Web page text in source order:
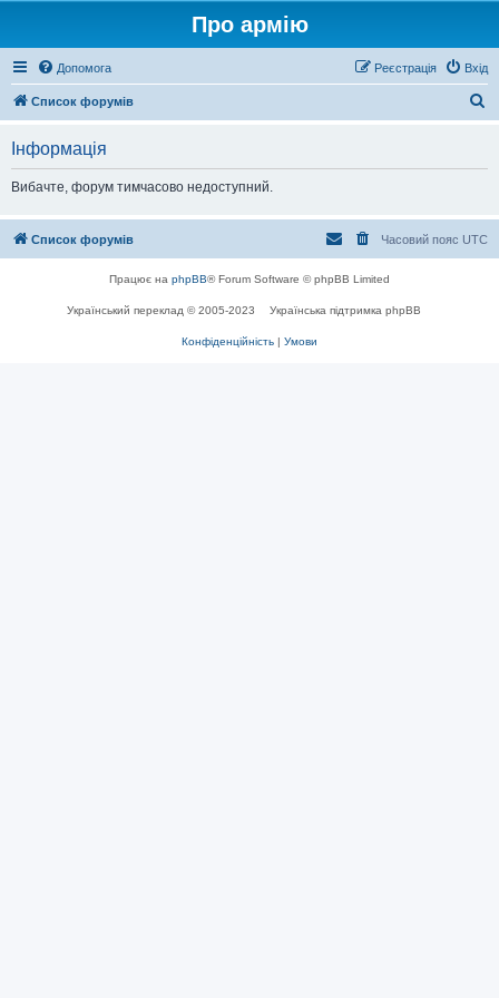
Про армію
Допомога Вхід
Реєстрація
Список форумів
Інформація
Вибачте, форум тимчасово недоступний.
Список форумів Часовий пояс UTC
Працює на phpBB® Forum Software © phpBB Limited
Український переклад © 2005-2023 Українська підтримка phpBB
Конфіденційність | Умови